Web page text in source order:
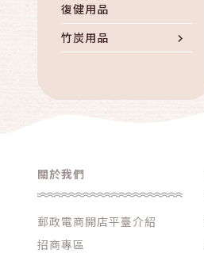
復健用品
竹炭用品
關於我們
郵政電商開店平臺介紹
招商專區